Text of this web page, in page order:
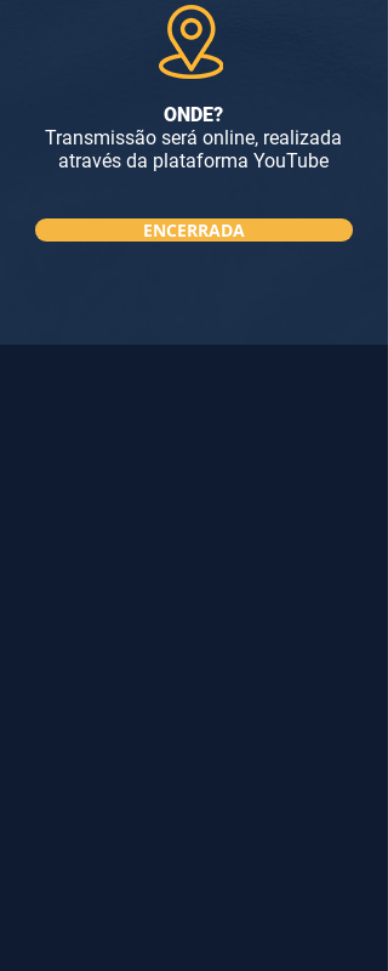
ONDE?
Transmissão será online, realizada
através da plataforma YouTube
ENCERRADA